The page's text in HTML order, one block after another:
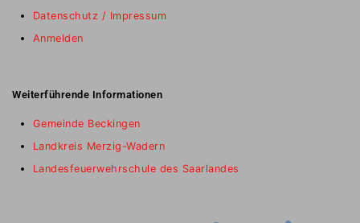
Datenschutz / Impressum
Anmelden
Weiterführende Informationen
Gemeinde Beckingen
Landkreis Merzig-Wadern
Landesfeuerwehrschule des Saarlandes